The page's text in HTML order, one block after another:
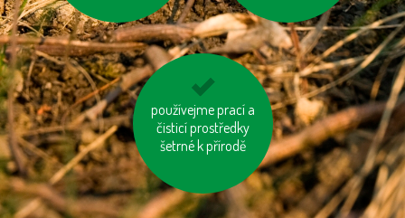
používejme prací a
čisticí prostředky
šetrné k přírodě
používejme úsporné
baterie